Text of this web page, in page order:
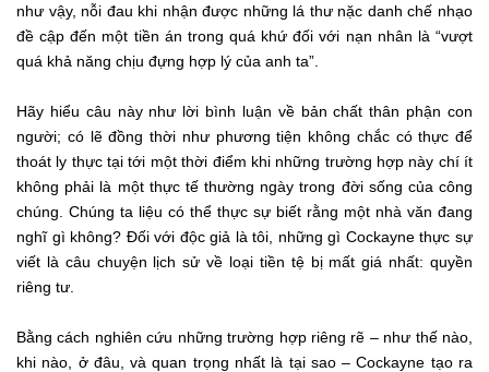
như vậy, nỗi đau khi nhận được những lá thư nặc danh chế nhạo
đề cập đến một tiền án trong quá khứ đối với nạn nhân là “vượt
quá khả năng chịu đựng hợp lý của anh ta”.
Hãy hiểu câu này như lời bình luận về bản chất thân phận con
người; có lẽ đồng thời như phương tiện không chắc có thực để
thoát ly thực tại tới một thời điểm khi những trường hợp này chí ít
không phải là một thực tế thường ngày trong đời sống của công
chúng. Chúng ta liệu có thể thực sự biết rằng một nhà văn đang
nghĩ gì không? Đối với độc giả là tôi, những gì Cockayne thực sự
viết là câu chuyện lịch sử về loại tiền tệ bị mất giá nhất: quyền
riêng tư.
Bằng cách nghiên cứu những trường hợp riêng rẽ – như thế nào,
khi nào, ở đâu, và quan trọng nhất là tại sao – Cockayne tạo ra